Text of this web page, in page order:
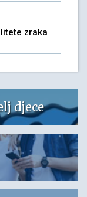
zraka
djece